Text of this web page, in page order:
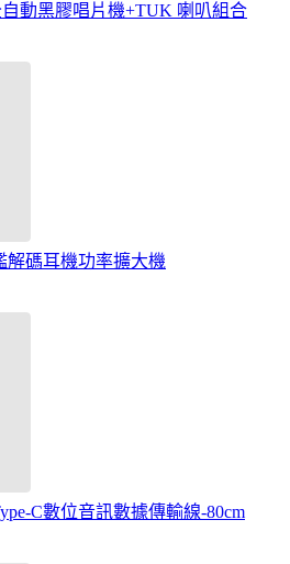
動黑膠唱片機+TUK 喇叭組合
解碼耳機功率擴大機
C數位音訊數據傳輸線-80cm